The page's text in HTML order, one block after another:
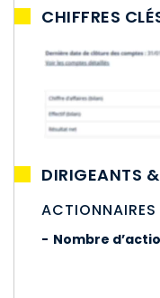
CHIFFRES
DIRIGEANTS
ACTIONNAIRES
Nombre